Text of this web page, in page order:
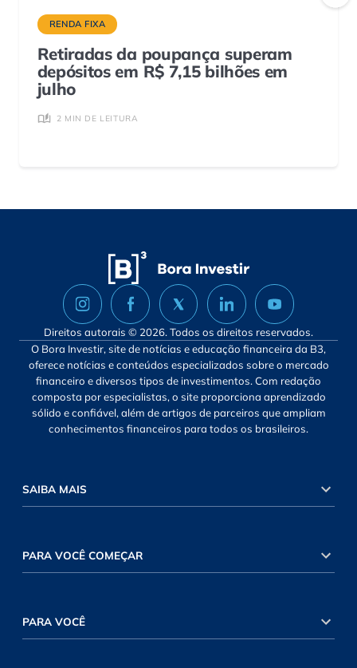
RENDA FIXA
Retiradas da poupança superam
depósitos em R$ 7,15 bilhões em
julho
2 MIN DE LEITURA
Direitos autorais © 2026. Todos os direitos reservados.
O Bora Investir, site de notícias e educação financeira da B3,
oferece notícias e conteúdos especializados sobre o mercado
financeiro e diversos tipos de investimentos. Com redação
composta por especialistas, o site proporciona aprendizado
sólido e confiável, além de artigos de parceiros que ampliam
conhecimentos financeiros para todos os brasileiros.
SAIBA MAIS
PARA VOCÊ COMEÇAR
PARA VOCÊ